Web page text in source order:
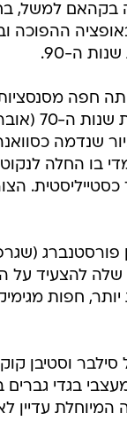
בקהאם למשל,
ההפוכה
חפה
לדוגמאות
שנדמה
בו החלה
שלה להצעיד
חפות
דניאל סילבר
בגדי
עדיין